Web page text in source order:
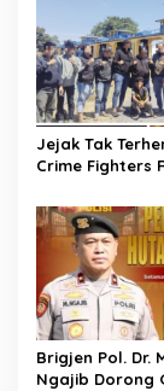
o
s
Jejak Tak
Crime Fighters
Polres Pinrang
Bekuk Pelaku
di Jalan
Mengalir Untuk
Haris dan
Kerja Senyap
Berbuah
Kasus Menonjol
Brigjen Pol. Dr.
Ngajib Dorong